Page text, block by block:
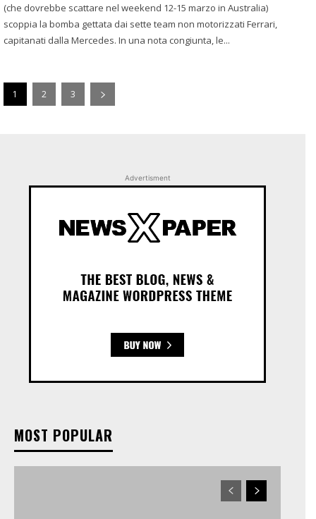
(che dovrebbe scattare nel weekend 12-15 marzo in Australia)
scoppia la bomba gettata dai sette team non motorizzati Ferrari,
capitanati dalla Mercedes. In una nota congiunta, le...
1 2 3
Advertisment
MOST POPULAR